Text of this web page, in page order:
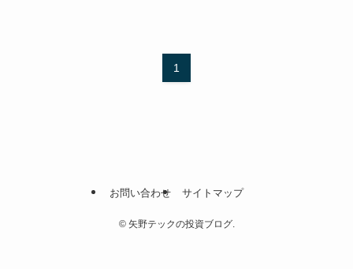
1
お問い合わせ サイトマップ
©矢野テックの投資ブログ.